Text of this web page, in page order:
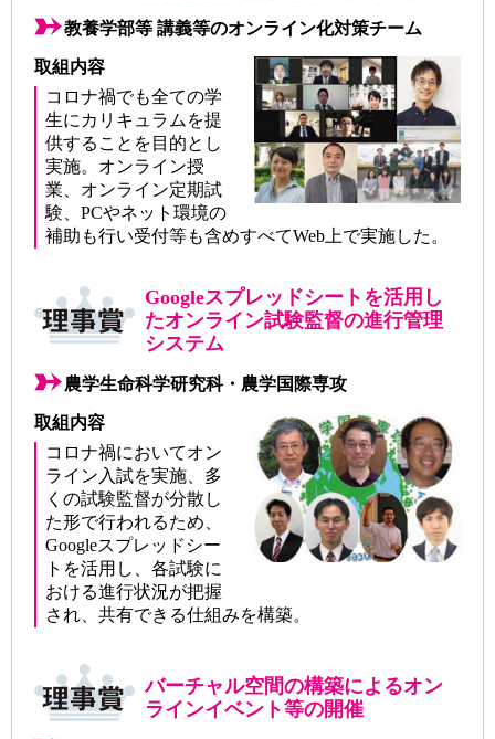
教養学部等 講義等のオンライン化対策チーム
取組内容
コロナ禍でも全ての学
生にカリキュラムを提
供することを目的とし
実施。オンライン授
業、オンライン定期試
験、PCやネット環境の
補助も行い受付等も含めすべてWeb上で実施した。
Googleスプレッドシートを活用し
たオンライン試験監督の進行管理
システム
農学生命科学研究科・農学国際専攻
取組内容
コロナ禍においてオン
ライン入試を実施、多
くの試験監督が分散し
た形で行われるため、
Googleスプレッドシー
トを活用し、各試験に
おける進行状況が把握
され、共有できる仕組みを構築。
バーチャル空間の構築によるオン
ラインイベント等の開催